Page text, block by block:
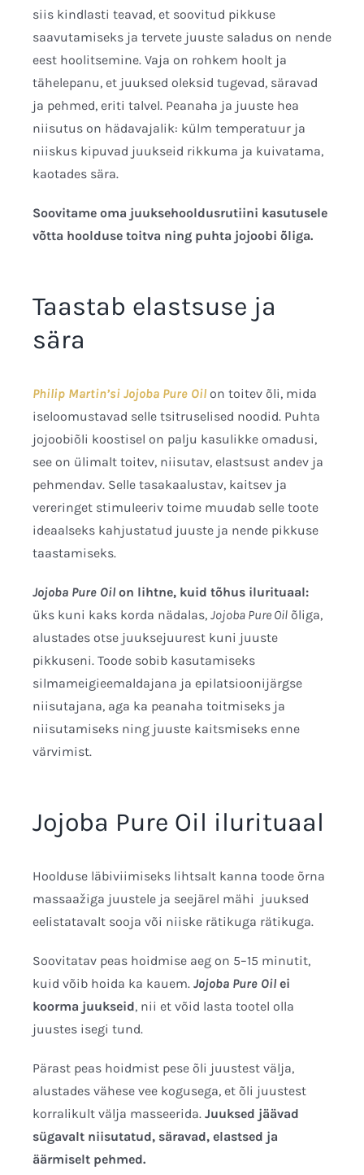
siis kindlasti teavad, et soovitud pikkuse
saavutamiseks ja tervete juuste saladus on nende
eest hoolitsemine. Vaja on rohkem hoolt ja
tähelepanu, et juuksed oleksid tugevad, säravad
ja pehmed, eriti talvel. Peanaha ja juuste hea
niisutus on hädavajalik: külm temperatuur ja
niiskus kipuvad juukseid rikkuma ja kuivatama,
kaotades sära.
Soovitame oma juuksehooldusrutiini kasutusele
võtta hoolduse toitva ning puhta jojoobi õliga.
Taastab elastsuse ja
sära
Philip Martin’si Jojoba Pure Oilon toitev õli, mida
iseloomustavad selle tsitruselised noodid. Puhta
jojoobiõli koostisel on palju kasulikke omadusi,
see on ülimalt toitev, niisutav, elastsust andev ja
pehmendav. Selle tasakaalustav, kaitsev ja
vereringet stimuleeriv toime muudab selle toote
ideaalseks kahjustatud juuste ja nende pikkuse
taastamiseks.
Jojoba Pure Oilon lihtne, kuid tõhus ilurituaal:
üks kuni kaks korda nädalas, Jojoba Pure Oilõliga,
alustades otse juuksejuurest kuni juuste
pikkuseni. Toode sobib kasutamiseks
silmameigieemaldajana ja epilatsioonijärgse
niisutajana, aga ka peanaha toitmiseks ja
niisutamiseks ning juuste kaitsmiseks enne
värvimist.
Jojoba Pure Oil ilurituaal
Hoolduse läbiviimiseks lihtsalt kanna toode õrna
massaažiga juustele ja seejärel mähi juuksed
eelistatavalt sooja või niiske rätikuga rätikuga.
Soovitatav peas hoidmise aeg on 5–15 minutit,
kuid võib hoida ka kauem. Jojoba Pure Oilei
koorma juukseid, nii et võid lasta tootel olla
juustes isegi tund.
Pärast peas hoidmist pese õli juustest välja,
alustades vähese vee kogusega, et õli juustest
korralikult välja masseerida. Juuksed jäävad
sügavalt niisutatud, säravad, elastsed ja
äärmiselt pehmed.